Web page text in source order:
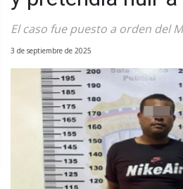
El caso fue puesto a orden del
3 de septiembre de 2025